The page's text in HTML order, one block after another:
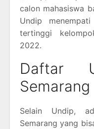
calon mahasiswa
Undip
tertinggi
2022.
Daftar
Semarang
Selain Undip,
Semarang yang